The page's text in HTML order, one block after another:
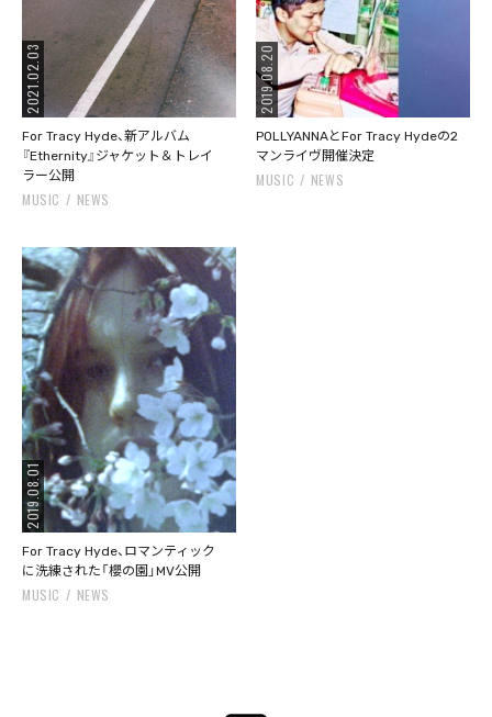
2021.02.03
For Tracy Hyde、新アルバム
『Ethernity』ジャケット＆トレイ
ラー公開
MUSIC NEWS
2019.08.20
POLLYANNAとFor Tracy Hydeの2
マンライヴ開催決定
MUSIC NEWS
2019.08.01
For Tracy Hyde、ロマンティック
に洗練された「櫻の園」MV公開‬
MUSIC NEWS